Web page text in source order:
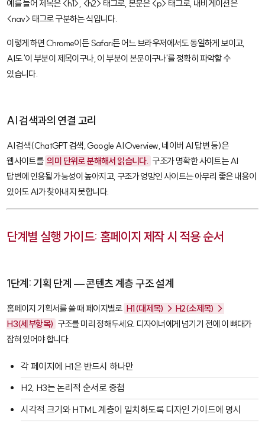
예를 들어 제목은<h1>, <h2> 태그로, 본문은<p> 태그로, 내비게이션은
<nav> 태그로 구분하는 식입니다.
이렇게 하면 Chrome이든 Safari든 어느 브라우저에서도 동일하게 보이고,
AI도 '이 부분이 제목이구나, 이 부분이 본문이구나'를 정확히 파악할 수
있습니다.
AI 검색과의 연결 고리
AI 검색(ChatGPT 검색, Google AI Overview, 네이버 AI 답변 등)은
웹사이트를 의미 단위로 분해해서 읽습니다. 구조가 명확한 사이트는 AI
답변에 인용될 가능성이 높아지고, 구조가 엉망인 사이트는 아무리 좋은 내용이
있어도 AI가 찾아내지 못합니다.
단계별 실행 가이드: 홈페이지 제작 시 적용 순서
1단계: 기획 단계 — 콘텐츠 계층 구조 설계
홈페이지 기획서를 쓸 때 페이지별로 H1(대제목) → H2(소제목) →
H3(세부항목) 구조를 미리 정해두세요. 디자이너에게 넘기기 전에 이 뼈대가
잡혀 있어야 합니다.
각 페이지에 H1은 반드시 하나만
H2, H3는 논리적 순서로 중첩
시각적 크기와 HTML 계층이 일치하도록 디자인 가이드에 명시